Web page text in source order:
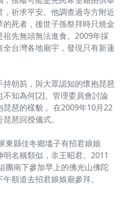
，祈求平安。他調查過寺方附近
死者，後世子孫祭拜時只燒金
先無頭無法進食。2009年採
台灣各地廟宇，發現只有新蓮
朝笏，與大眾認知的懷抱琵琶
不知為何[2]。管理委員會討論
琵琶的樣貌 。在2009年10月22
琶回授儀式。
東縣佳冬鄉塭子有招君娘娘
名稱類似，非王昭君。2011
團南下參加早上的佛光山佛陀
順道去招君娘娘廟參拜。